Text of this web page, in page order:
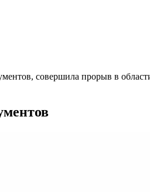
совершила прорыв в